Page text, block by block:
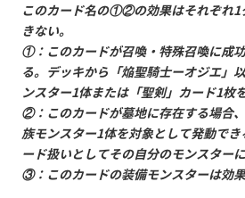
このカード名の①②の効果はそれぞれ1
きない。
①：このカードが召喚・特殊召喚に成
る。デッキから「焔聖騎士ーオジエ」
ンスター1体または「聖剣」カード1枚
②：このカードが墓地に存在する場合
族モンスター1体を対象として発動で
ード扱いとしてその自分のモンスターに
③：このカードの装備モンスターは効